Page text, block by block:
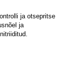
ja otsepritse
ja